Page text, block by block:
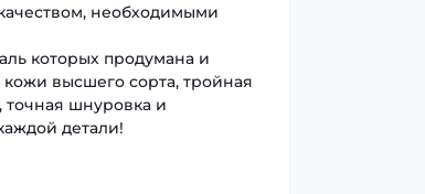
необходимыми
которых продумана и
высшего сорта, тройная
точная шнуровка и
детали!